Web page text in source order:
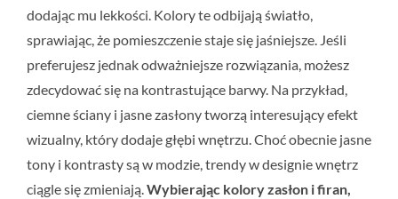
dodając mu lekkości. Kolory te odbijają światło,
sprawiając, że pomieszczenie staje się jaśniejsze. Jeśli
preferujesz jednak odważniejsze rozwiązania, możesz
zdecydować się na kontrastujące barwy. Na przykład,
ciemne ściany i jasne zasłony tworzą interesujący efekt
wizualny, który dodaje głębi wnętrzu. Choć obecnie jasne
tony i kontrasty są w modzie, trendy w designie wnętrz
ciągle się zmieniają.Wybierając kolory zasłon i firan,